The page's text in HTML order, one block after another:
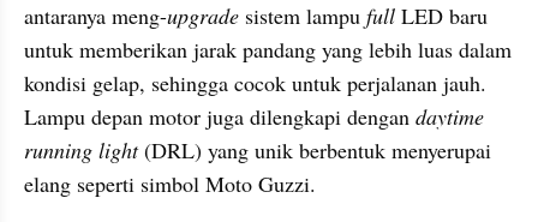
antaranya meng-upgrade sistem lampu full LED baru
untuk memberikan jarak pandang yang lebih luas dalam
kondisi gelap, sehingga cocok untuk perjalanan jauh.
Lampu depan motor juga dilengkapi dengan daytime
running light (DRL) yang unik berbentuk menyerupai
elang seperti simbol Moto Guzzi.